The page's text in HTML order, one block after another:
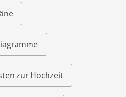
zur Hochzeit